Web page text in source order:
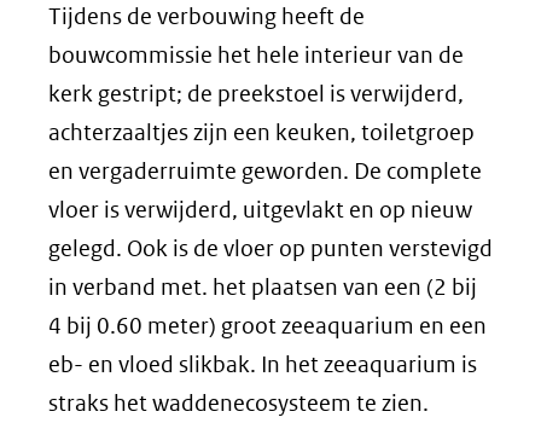
Tijdens de verbouwing heeft de
bouwcommissie het hele interieur van de
kerk gestript; de preekstoel is verwijderd,
achterzaaltjes zijn een keuken, toiletgroep
en vergaderruimte geworden. De complete
vloer is verwijderd, uitgevlakt en op nieuw
gelegd. Ook is de vloer op punten verstevigd
in verband met. het plaatsen van een (2 bij
4 bij 0.60 meter) groot zeeaquarium en een
eb- en vloed slikbak. In het zeeaquarium is
straks het waddenecosysteem te zien.